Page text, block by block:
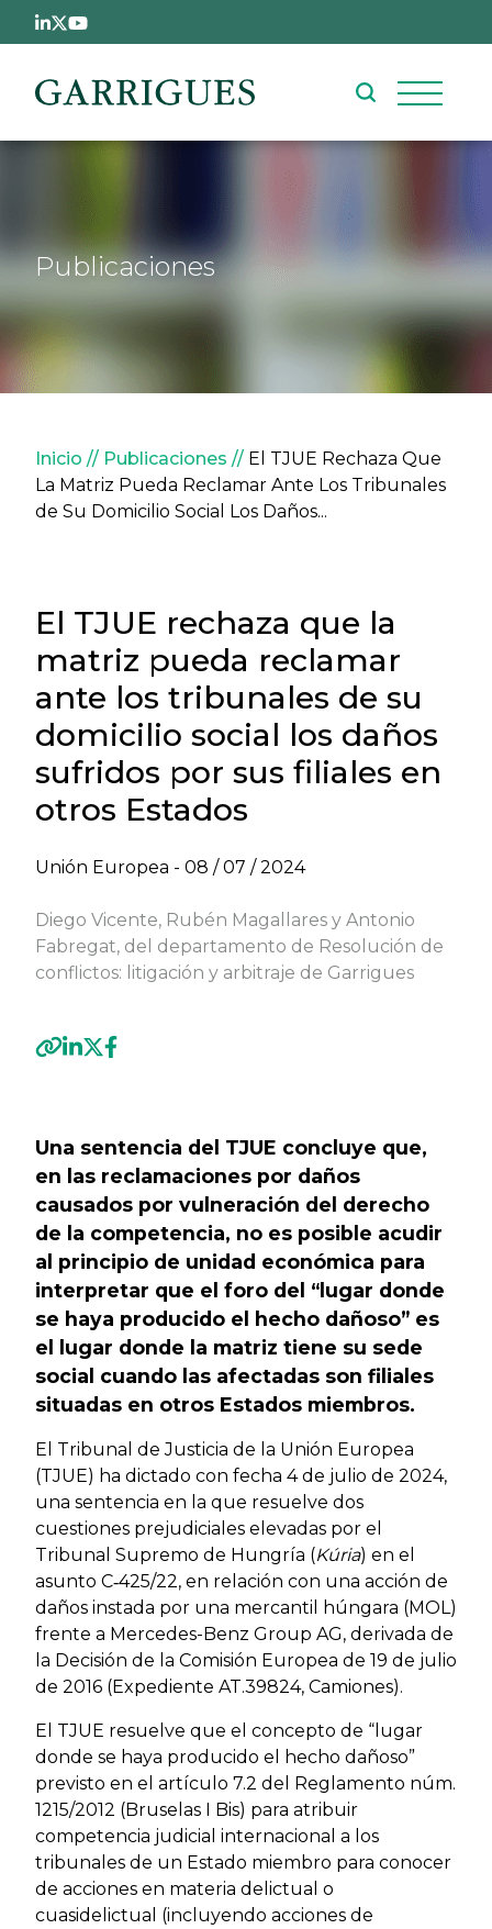
Pasar al contenido principal
Publicaciones
Sobrescribir enlaces de
Inicio Publicaciones
El TJUE Rechaza Que
La Matriz Pueda Reclamar Ante Los Tribunales
de Su Domicilio Social Los Daños...
El TJUE rechaza que la
matriz pueda reclamar
ante los tribunales de su
domicilio social los daños
sufridos por sus filiales en
otros Estados
Unión Europea - 08 / 07 / 2024
Diego Vicente, Rubén Magallares y Antonio
Fabregat, del departamento de Resolución de
conflictos: litigación y arbitraje de Garrigues
Una sentencia del TJUE concluye que,
en las reclamaciones por daños
causados por vulneración del derecho
de la competencia, no es posible acudir
al principio de unidad económica para
interpretar que el foro del “lugar donde
se haya producido el hecho dañoso” es
el lugar donde la matriz tiene su sede
social cuando las afectadas son filiales
situadas en otros Estados miembros.
El Tribunal de Justicia de la Unión Europea
(TJUE) ha dictado con fecha 4 de julio de 2024,
una sentencia en la que resuelve dos
cuestiones prejudiciales elevadas por el
Tribunal Supremo de Hungría (Kúria) en el
asunto C‑425/22, en relación con una acción de
daños instada por una mercantil húngara (MOL)
frente a Mercedes-Benz Group AG, derivada de
la Decisión de la Comisión Europea de 19 de julio
de 2016 (Expediente AT.39824, Camiones).
El TJUE resuelve que el concepto de “lugar
donde se haya producido el hecho dañoso”
previsto en el artículo 7.2 del Reglamento núm.
1215/2012 (Bruselas I Bis) para atribuir
competencia judicial internacional a los
tribunales de un Estado miembro para conocer
de acciones en materia delictual o
cuasidelictual (incluyendo acciones de